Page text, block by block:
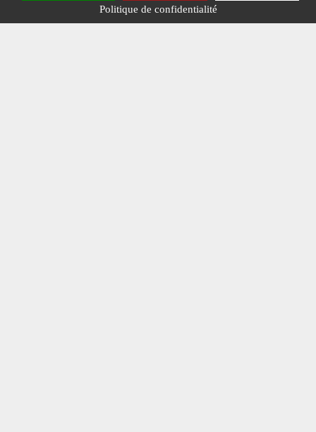
Politique de confidentialité